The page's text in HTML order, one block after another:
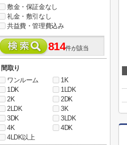
敷金・保証金なし
礼金・敷引なし
共益費・管理費込み
814件が該当
間取り
ワンルーム
1K
1DK
1LDK
2K
2DK
2LDK
3K
3DK
3LDK
4K
4DK
4LDK以上